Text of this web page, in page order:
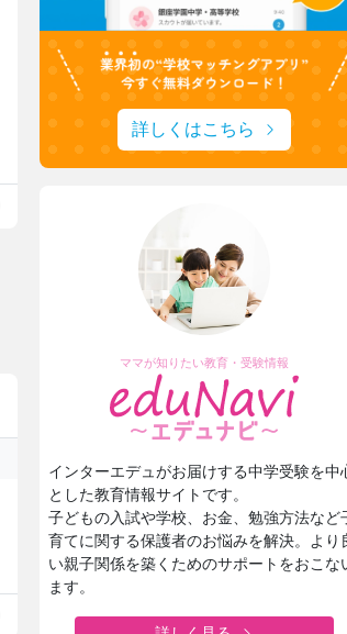
詳しくはこちら
ママが知りたい教育・受験情報
インターエデュがお届けする中学受験を中
とした教育情報サイトです。
子どもの入試や学校、お金、勉強方法など
育てに関する保護者のお悩みを解決。より
い親子関係を築くためのサポートをおこな
ます。